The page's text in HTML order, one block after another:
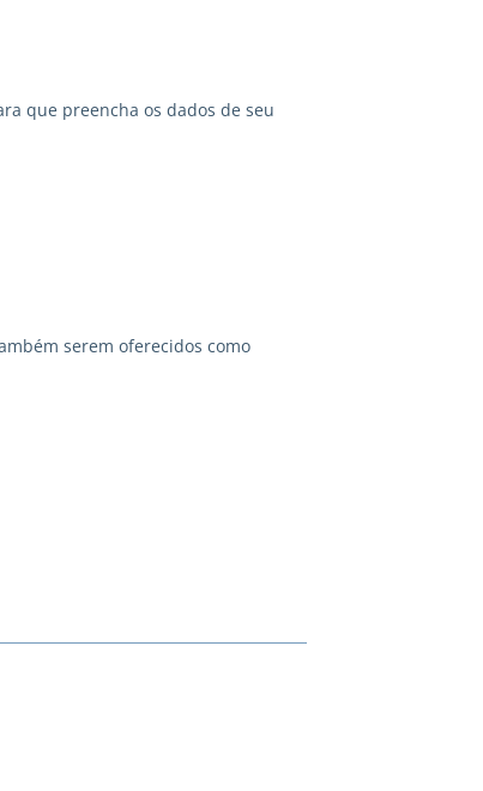
que preencha os dados de seu
serem oferecidos como